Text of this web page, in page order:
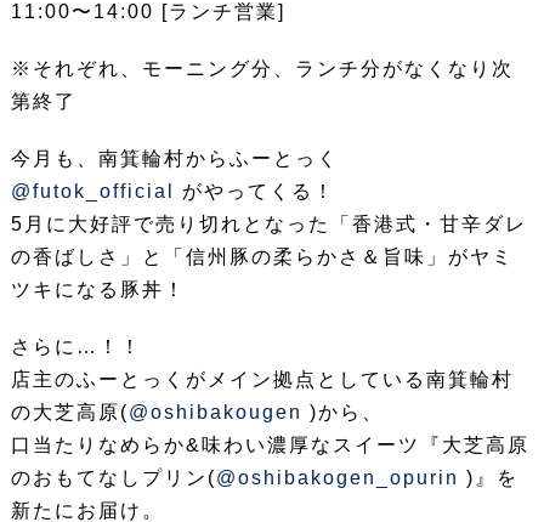
11:00〜14:00 [ランチ営業]
※それぞれ、モーニング分、ランチ分がなくなり次
第終了
今月も、南箕輪村からふーとっく
@futok_official
がやってくる！
5月に大好評で売り切れとなった「香港式・甘辛ダレ
の香ばしさ」と「信州豚の柔らかさ＆旨味」がヤミ
ツキになる豚丼！
さらに…！！
店主のふーとっくがメイン拠点としている南箕輪村
の大芝高原(@oshibakougen )から、
口当たりなめらか&味わい濃厚なスイーツ『大芝高原
のおもてなしプリン(@oshibakogen_opurin )』を
新たにお届け。